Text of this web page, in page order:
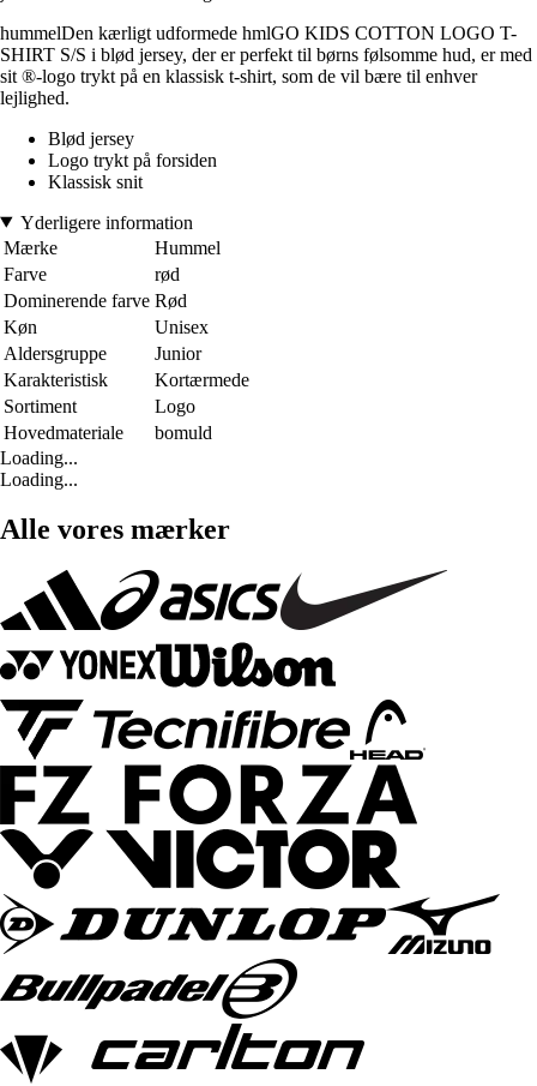
hummelDen kærligt udformede hmlGO KIDS COTTON LOGO T-
SHIRT S/S i blød jersey, der er perfekt til børns følsomme hud, er med
sit ®-logo trykt på en klassisk t-shirt, som de vil bære til enhver
lejlighed.
Blød jersey
Logo trykt på forsiden
Klassisk snit
Yderligere information
Mærke
Hummel
Farve
rød
Dominerende farve Rød
Køn
Unisex
Aldersgruppe
Junior
Karakteristisk
Kortærmede
Sortiment
Logo
Hovedmateriale
bomuld
Loading...
Loading...
Alle vores mærker